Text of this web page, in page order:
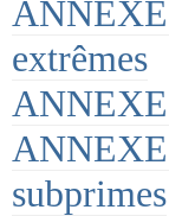
extrêmes
subprimes